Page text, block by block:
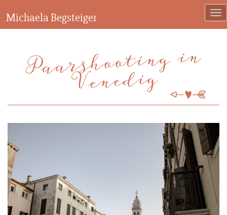
Michaela Begsteiger
Paarshooting in
Venedig